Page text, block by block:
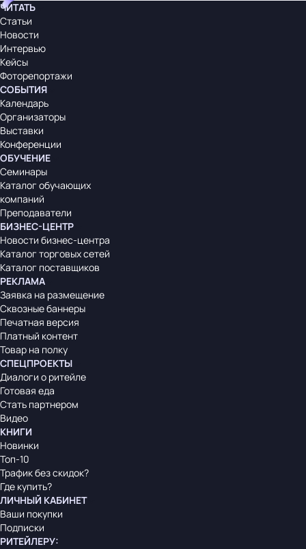
ЧИТАТЬ
Статьи
Новости
Интервью
Кейсы
Фоторепортажи
СОБЫТИЯ
Календарь
Организаторы
Выставки
Конференции
ОБУЧЕНИЕ
Семинары
Каталог обучающих
компаний
Преподаватели
БИЗНЕС-ЦЕНТР
Новости бизнес-центра
Каталог торговых сетей
Каталог поставщиков
РЕКЛАМА
Заявка на размещение
Сквозные баннеры
Печатная версия
Платный контент
Товар на полку
СПЕЦПРОЕКТЫ
Диалоги о ритейле
Готовая еда
Стать партнером
Видео
КНИГИ
Новинки
Топ-10
Трафик без скидок?
Где купить?
ЛИЧНЫЙ КАБИНЕТ
Ваши покупки
Подписки
РИТЕЙЛЕРУ: